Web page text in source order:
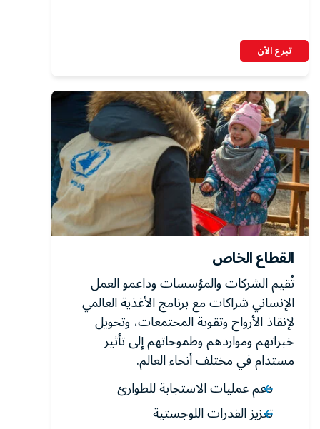
تبرع الآن
القطاع الخاص
تُقيم الشركات والمؤسسات وداعمو العمل
الإنساني شراكات مع برنامج الأغذية العالمي
لإنقاذ الأرواح وتقوية المجتمعات، وتحويل
خبراتهم ومواردهم وطموحاتهم إلى تأثير
مستدام في مختلف أنحاء العالم.
دعم عمليات الاستجابة للطوارئ
تعزيز القدرات اللوجستية